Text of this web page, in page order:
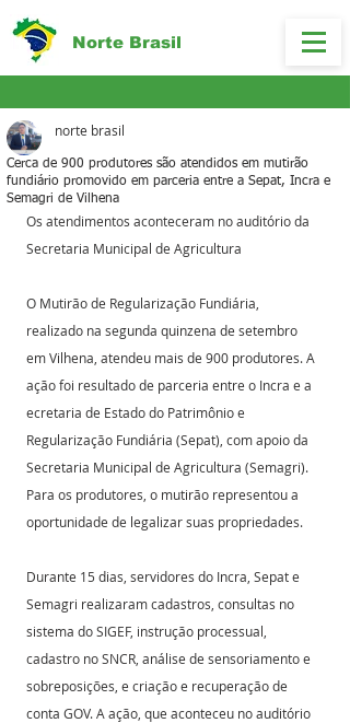
Norte Brasil
Cerca de 900 produtores são atendidos em mutirão
fundiário promovido em parceria entre a Sepat, Incra e
Semagri de Vilhena
norte brasil
Os atendimentos aconteceram no auditório da
Secretaria Municipal de Agricultura
O Mutirão de Regularização Fundiária,
realizado na segunda quinzena de setembro
em Vilhena, atendeu mais de 900 produtores. A
ação foi resultado de parceria entre o Incra e a
ecretaria de Estado do Patrimônio e
Regularização Fundiária (Sepat), com apoio da
Secretaria Municipal de Agricultura (Semagri).
Para os produtores, o mutirão representou a
oportunidade de legalizar suas propriedades.
Durante 15 dias, servidores do Incra, Sepat e
Semagri realizaram cadastros, consultas no
sistema do SIGEF, instrução processual,
cadastro no SNCR, análise de sensoriamento e
sobreposições, e criação e recuperação de
conta GOV. A ação, que aconteceu no auditório